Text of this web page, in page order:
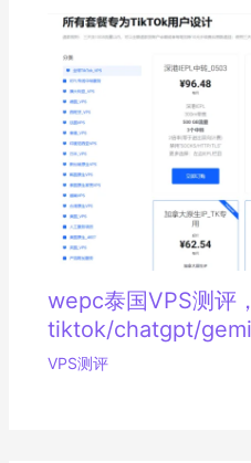
wepc泰国VPS测评
tiktok/chatgpt/
VPS测评